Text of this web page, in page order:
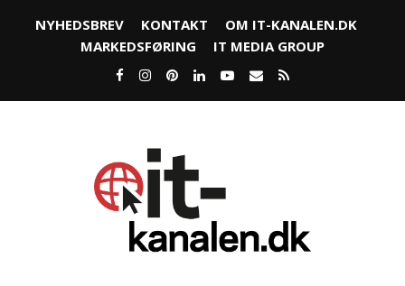
NYHEDSBREV KONTAKT
OM IT-KANALEN.DK
MARKEDSFØRING
IT MEDIA GROUP